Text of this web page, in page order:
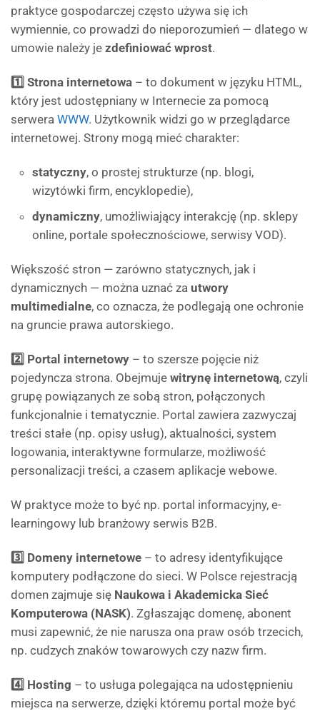
praktyce gospodarczej często używa się ich
wymiennie, co prowadzi do nieporozumień — dlatego w
umowie należy je zdefiniować wprost.
1️⃣ Strona internetowa – to dokument w języku HTML,
który jest udostępniany w Internecie za pomocą
serwera WWW. Użytkownik widzi go w przeglądarce
internetowej. Strony mogą mieć charakter:
statyczny, o prostej strukturze (np. blogi,
wizytówki firm, encyklopedie),
dynamiczny, umożliwiający interakcję (np. sklepy
online, portale społecznościowe, serwisy VOD).
Większość stron — zarówno statycznych, jak i
dynamicznych — można uznać za utwory
multimedialne, co oznacza, że podlegają one ochronie
na gruncie prawa autorskiego.
2️⃣ Portal internetowy – to szersze pojęcie niż
pojedyncza strona. Obejmuje witrynę internetową, czyli
grupę powiązanych ze sobą stron, połączonych
funkcjonalnie i tematycznie. Portal zawiera zazwyczaj
treści stałe (np. opisy usług), aktualności, system
logowania, interaktywne formularze, możliwość
personalizacji treści, a czasem aplikacje webowe.
W praktyce może to być np. portal informacyjny, e-
learningowy lub branżowy serwis B2B.
3️⃣ Domeny internetowe – to adresy identyfikujące
komputery podłączone do sieci. W Polsce rejestracją
domen zajmuje się Naukowa i Akademicka Sieć
Komputerowa (NASK). Zgłaszając domenę, abonent
musi zapewnić, że nie narusza ona praw osób trzecich,
np. cudzych znaków towarowych czy nazw firm.
4️⃣ Hosting – to usługa polegająca na udostępnieniu
miejsca na serwerze, dzięki któremu portal może być